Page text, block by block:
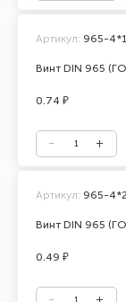
Винт DIN 965
Артикул: 965-
0.74 ₽
Винт DIN 965
Артикул: 965-
0.49 ₽